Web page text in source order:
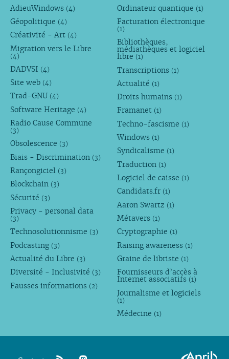
AdieuWindows (4)
Géopolitique (4)
Créativité - Art (4)
Migration vers le Libre
(4)
DADVSI (4)
Site web (4)
Trad-GNU (4)
Software Heritage (4)
Radio Cause Commune
(3)
Obsolescence (3)
Biais - Discrimination (3)
Rançongiciel (3)
Blockchain (3)
Sécurité (3)
Privacy - personal data
(3)
Technosolutionnisme (3)
Podcasting (3)
Actualité du Libre (3)
Diversité - Inclusivité (3)
Fausses informations (2)
Ordinateur quantique (1)
Facturation électronique
(1)
Bibliothèques,
médiathèques et logiciel
libre (1)
Transcriptions (1)
Actualité (1)
Droits humains (1)
Framanet (1)
Techno-fascisme (1)
Windows (1)
Syndicalisme (1)
Traduction (1)
Logiciel de caisse (1)
Candidats.fr (1)
Aaron Swartz (1)
Métavers (1)
Cryptographie (1)
Raising awareness (1)
Graine de libriste (1)
Fournisseurs d’accès à
Internet associatifs (1)
Journalisme et logiciels
(1)
Médecine (1)